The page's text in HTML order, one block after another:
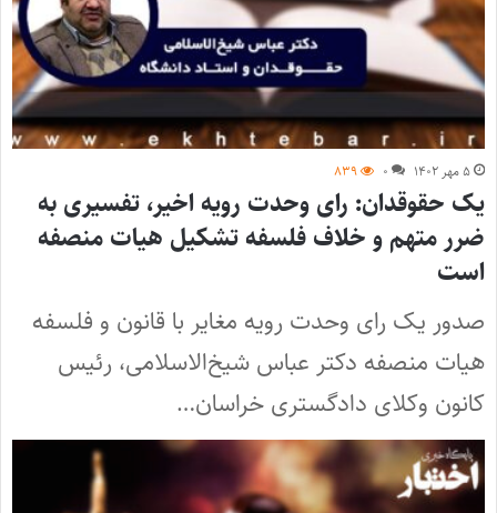
۵ مهر ۱۴۰۲ ۰ ۸۳۹
یک حقوقدان: رای وحدت رویه اخیر، تفسیری به
ضرر متهم و خلاف فلسفه تشکیل هیات منصفه
است
صدور یک رای وحدت رویه مغایر با قانون و فلسفه
هیات منصفه دکتر عباس شیخ‌الاسلامی، رئیس
کانون وکلای دادگستری خراسان…